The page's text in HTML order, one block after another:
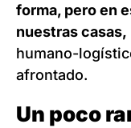
forma, pero en
nuestras casas,
humano-
afrontado.
Un poco